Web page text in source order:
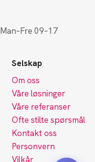
Man–Fre 09–17
Selskap
Om oss
Våre løsninger
Våre referanser
Ofte stilte spørsmål
Kontakt oss
Personvern
Vilkår